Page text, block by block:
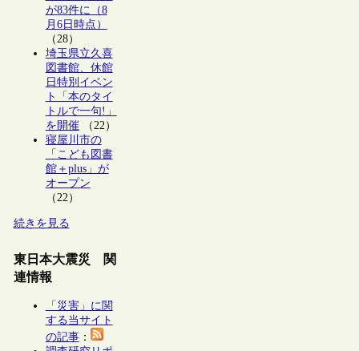
が83件に（8
月6日時点）
（28）
埼玉県立久喜
図書館、休館
日特別イベン
ト「本のタイ
トルで一句!」
を開催（22）
寝屋川市の
「こども図書
館＋plus」が
オープン
（22）
続きを見る
東日本大震災 関
連情報
「災害」に関
する当サイト
の記事：